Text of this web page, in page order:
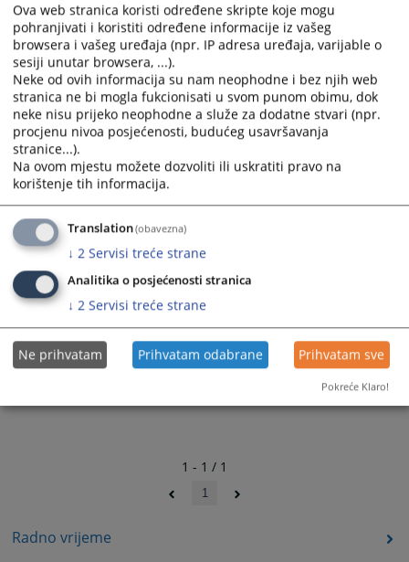
Radno vrijeme
1 - 1 / 1
1
Ova web stranica koristi određene skripte koje mogu
pohranjivati i koristiti određene informacije iz vašeg
browsera i vašeg uređaja (npr. IP adresa uređaja, varijable o
sesiji unutar browsera, ...).
Neke od ovih informacija su nam neophodne i bez njih web
stranica ne bi mogla fukcionisati u svom punom obimu, dok
neke nisu prijeko neophodne a služe za dodatne stvari (npr.
procjenu nivoa posjećenosti, budućeg usavršavanja
stranice...).
Na ovom mjestu možete dozvoliti ili uskratiti pravo na
korištenje tih informacija.
Translation(obavezna)
↓ 2 Servisi treće strane
Analitika o posjećenosti stranica
↓ 2 Servisi treće strane
Ne prihvatam Prihvatam odabrane Prihvatam sve
Pokreće Klaro!